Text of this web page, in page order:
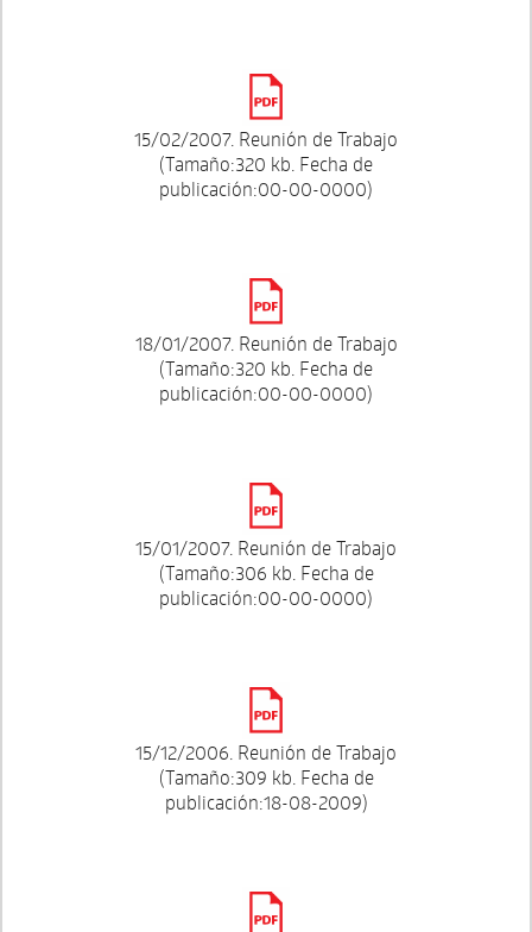
15/02/2007. Reunión de Trabajo
(Tamaño:320 kb. Fecha de
publicación:00-00-0000)
18/01/2007. Reunión de Trabajo
(Tamaño:320 kb. Fecha de
publicación:00-00-0000)
15/01/2007. Reunión de Trabajo
(Tamaño:306 kb. Fecha de
publicación:00-00-0000)
15/12/2006. Reunión de Trabajo
(Tamaño:309 kb. Fecha de
publicación:18-08-2009)